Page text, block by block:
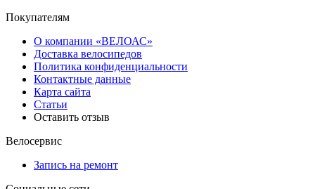
Покупателям
О компании «ВЕЛОАС»
Доставка велосипедов
Политика конфиденциальности
Контактные данные
Карта сайта
Статьи
Оставить отзыв
Велосервис
Запись на ремонт